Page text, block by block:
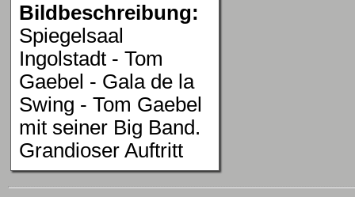
Bildbeschreibung:
Spiegelsaal
Ingolstadt - Tom
Gaebel - Gala de la
Swing - Tom Gaebel
mit seiner Big Band.
Grandioser Auftritt